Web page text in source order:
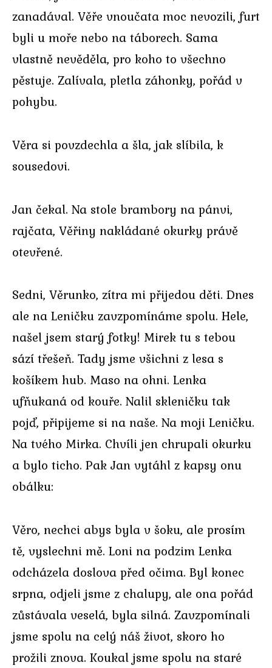
zanadával. Věře vnoučata moc nevozili, furt
byli u moře nebo na táborech. Sama
vlastně nevěděla, pro koho to všechno
pěstuje. Zalívala, pletla záhonky, pořád v
pohybu.
Věra si povzdechla a šla, jak slíbila, k
sousedovi.
Jan čekal. Na stole brambory na pánvi,
rajčata, Věřiny nakládané okurky právě
otevřené.
Sedni, Věrunko, zítra mi přijedou děti. Dnes
ale na Leničku zavzpomínáme spolu. Hele,
našel jsem starý fotky! Mirek tu s tebou
sází třešeň. Tady jsme všichni z lesa s
košíkem hub. Maso na ohni. Lenka
ufňukaná od kouře. Nalil skleničku tak
pojď, připijeme si na naše. Na moji Leničku.
Na tvého Mirka. Chvíli jen chrupali okurku
a bylo ticho. Pak Jan vytáhl z kapsy onu
obálku:
Věro, nechci abys byla v šoku, ale prosím
tě, vyslechni mě. Loni na podzim Lenka
odcházela doslova před očima. Byl konec
srpna, odjeli jsme z chalupy, ale ona pořád
zůstávala veselá, byla silná. Zavzpomínali
jsme spolu na celý náš život, skoro ho
prožili znova. Koukal jsme spolu na staré